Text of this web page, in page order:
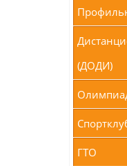
(ДОДИ)
ГТО